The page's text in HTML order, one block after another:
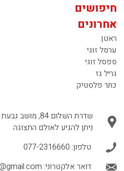
חיפושים
אחרונים
ראטן
ערסל זוגי
ספסל זוגי
גריל גז
כתר פלסטיק
שדרת השלום 84, מושב גבעת כ"ח
ניתן להגיע לאולם התצוגה
טלפון: 077-2316660
דואר אלקטרוני: